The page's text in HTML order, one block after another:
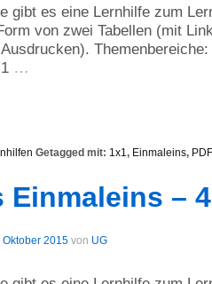
gibt es eine Lernhilfe zum
von zwei Tabellen (mit
…
Getagged mit: 1x1, Einmaleins, PDF
Einmaleins –
Oktober 2015 von UG